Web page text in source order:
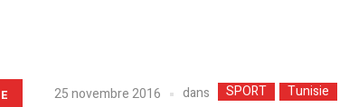
25 novembre 2016 dans SPORT Tunisie